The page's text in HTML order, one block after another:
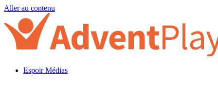
Aller au contenu
Espoir Médias